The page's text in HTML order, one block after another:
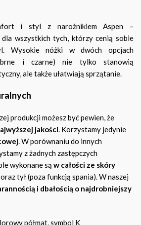
i styl z narożnikiem Aspen –
dla wszystkich tych, którzy cenią sobie
Wysokie nóżki w dwóch opcjach
i czarne) nie tylko stanowią
ale także ułatwiają sprzątanie.
produkcji możesz być pewien, że
jakości. Korzystamy jedynie
. W porównaniu do innych
z żadnych zastępczych
wykonane są w całości ze skóry
tył (poza funkcją spania). W naszej
i dbałością o najdrobniejszy
półmat, symbol K